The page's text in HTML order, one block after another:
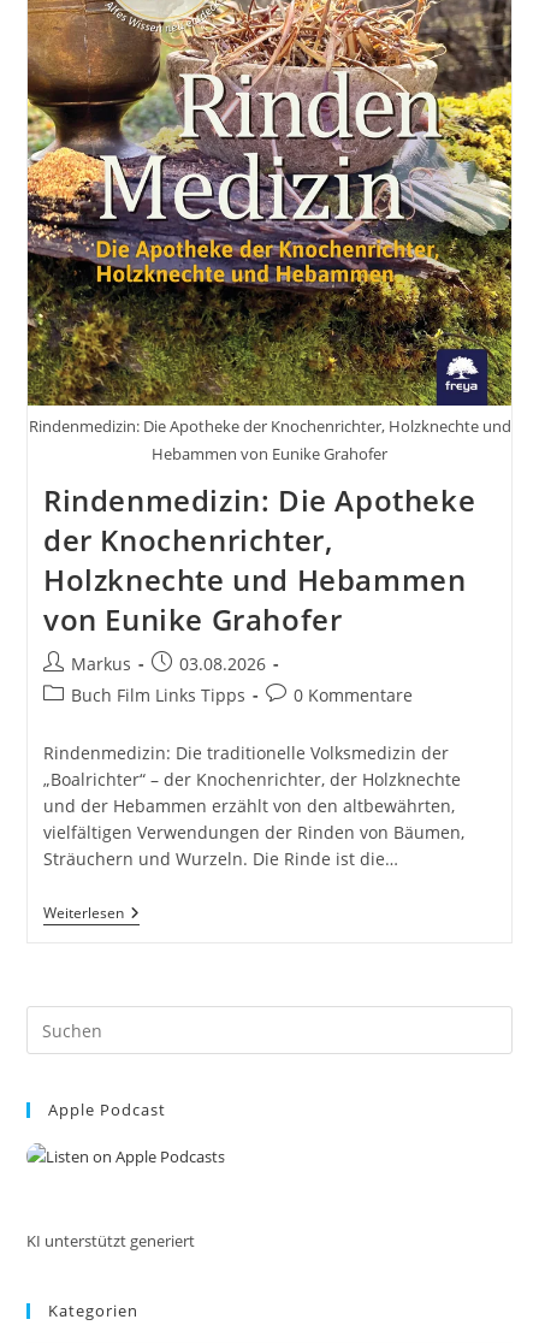
Rindenmedizin: Die Apotheke der Knochenrichter, Holzknechte und
Hebammen von Eunike Grahofer
Rindenmedizin: Die Apotheke
der Knochenrichter,
Holzknechte und Hebammen
von Eunike Grahofer
Beitrags-
Autor:
Markus
Beitrag
veröffentlicht:
03.08.2026
Beitrags-
Buch Film Links Tipps
Beitrags-
0 Kommentare
Rindenmedizin: Die traditionelle Volksmedizin der
„Boalrichter“ – der Knochenrichter, der Holzknechte
und der Hebammen erzählt von den altbewährten,
vielfältigen Verwendungen der Rinden von Bäumen,
Sträuchern und Wurzeln. Die Rinde ist die…
WeiterlesenRindenmedizin:
Die
Holzknechte
Hebammen
Grahofer
Apple Podcast
KI unterstützt generiert
Kategorien